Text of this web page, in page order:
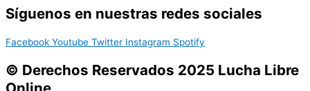
Síguenos en nuestras redes sociales
Facebook Youtube Twitter Instagram Spotify
© Derechos Reservados 2025 Lucha Libre